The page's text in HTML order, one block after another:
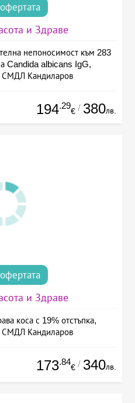
и Здраве
непоносимост към 283
Candida albicans IgG,
СМДЛ Кандиларов
194.29
€ / 380лв.
и Здраве
коса с 19% отстъпка,
СМДЛ Кандиларов
173.84
€ / 340лв.